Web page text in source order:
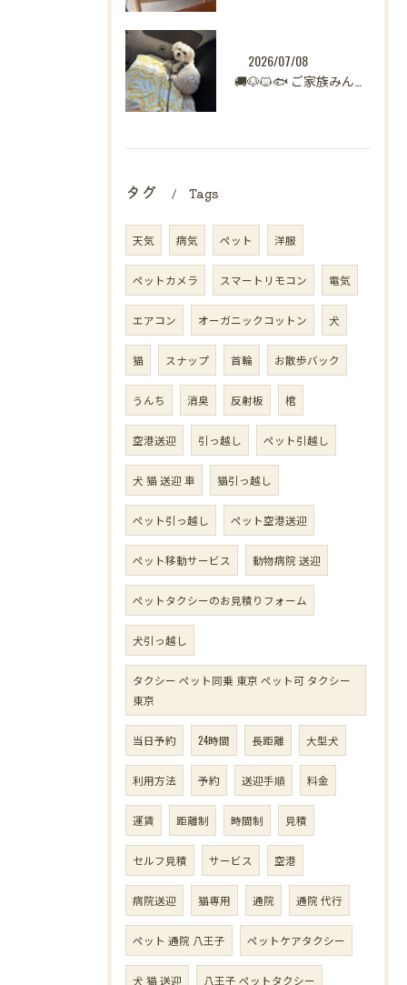
2026/07/08
タグ Tags
天気 病気 ペット 洋服
ペットカメラ スマートリモコン 電気
エアコン オーガニックコットン 犬
猫 スナップ 首輪 お散歩バック
うんち 消臭 反射板 棺
空港送迎 引っ越し ペット引越し
犬 猫 送迎 車 猫引っ越し
ペット引っ越し ペット空港送迎
ペット移動サービス 動物病院 送迎
ペットタクシーのお見積りフォーム
犬引っ越し
タクシー ペット同乗 東京 ペット可 タクシー
東京
当日予約 24時間 長距離 大型犬
利用方法 予約 送迎手順 料金
運賃 距離制 時間制 見積
セルフ見積 サービス 空港
病院送迎 猫専用 通院 通院 代行
ペット 通院 八王子 ペットケアタクシー
犬 猫 送迎 八王子 ペットタクシー